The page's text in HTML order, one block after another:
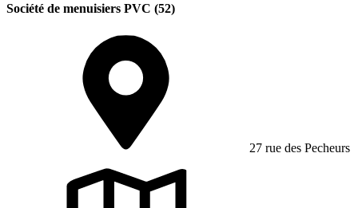
Société de menuisiers PVC (52)
27 rue des Pecheurs